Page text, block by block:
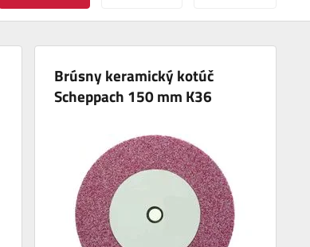
Brúsny keramický kotúč
Scheppach 150 mm K36